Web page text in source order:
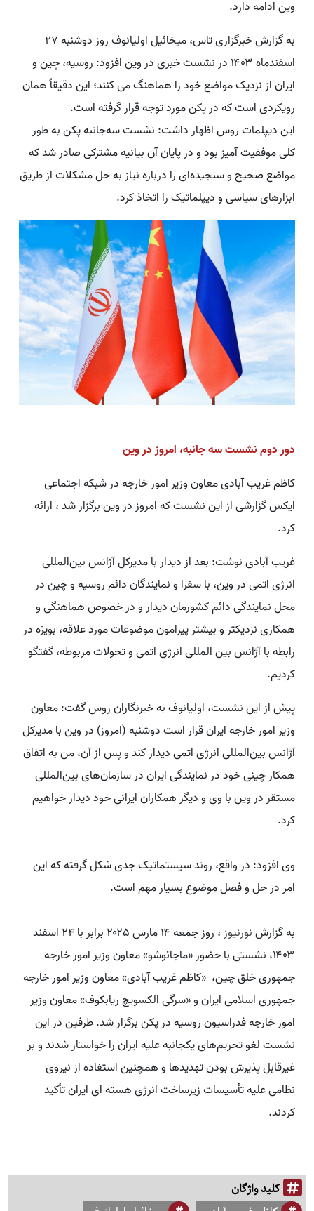
وین ادامه دارد.
به گزارش خبرگزاری تاس، میخائیل اولیانوف روز دوشنبه ۲۷
اسفندماه ۱۴۰۳ در نشست خبری در وین افزود: روسیه، چین و
ایران از نزدیک مواضع خود را هماهنگ می کنند؛ این دقیقاً همان
رویکردی است که در پکن مورد توجه قرار گرفته است.
این دیپلمات روس اظهار داشت:‌ نشست سه‌جانبه پکن به طور
کلی موفقیت آمیز بود و در پایان آن بیانیه مشترکی صادر شد که
مواضع صحیح و سنجیده‌ای را درباره نیاز به حل مشکلات از طریق
ابزارهای سیاسی و دیپلماتیک را اتخاذ کرد.
دور دوم نشست سه جانبه، امروز در وین
کاظم غریب آبادی معاون وزیر امور خارجه در شبکه اجتماعی
ایکس گزارشی از این نشست که امروز در وین برگزار شد ، ارائه
کرد.
غریب آبادی نوشت: بعد از دیدار با مدیرکل آژانس بین‌المللی
انرژی اتمی در وین، با سفرا و نمایندگان دائم روسیه و چین در
محل نمایندگی دائم کشورمان دیدار و در خصوص هماهنگی و
همکاری نزدیکتر و بیشتر پیرامون موضوعات مورد علاقه، بویژه در
رابطه با آژانس بین المللی انرژی اتمی و تحولات مربوطه، گفتگو
کردیم.
پیش از این نشست، اولیانوف به خبرنگاران روس گفت: معاون
وزیر امور خارجه ایران قرار است دوشنبه (امروز) در وین با مدیرکل
آژانس بین‌المللی انرژی اتمی دیدار کند و پس از آن، من به اتفاق
همکار چینی خود در نمایندگی ایران در سازمان‌های بین‌المللی
مستقر در وین با وی و دیگر همکاران ایرانی خود دیدار خواهیم
کرد.
وی افزود: در واقع، روند سیستماتیک جدی شکل گرفته که این
امر در حل و فصل موضوع بسیار مهم است.
به گزارشنورنیوز
، روز جمعه ۱۴ مارس ۲۰۲۵ برابر با ۲۴ اسفند
۱۴۰۳، نشستی با حضور «ماجائوشو» معاون وزیر امور خارجه‌
جمهوری خلق چین، «کاظم غریب آبادی» معاون وزیر امور خارجه‌
جمهوری اسلامی ایران و «سرگی الکسویچ ریابکوف» معاون وزیر
امور خارجه‌ فدراسیون روسیه در پکن برگزار شد. طرفین در این
نشست لغو تحریم‌های یکجانبه علیه ایران را خواستار شدند و بر
غیرقابل پذیرش بودن تهدیدها و همچنین استفاده از نیروی
نظامی علیه تأسیسات زیرساخت انرژی هسته ای ایران تأکید
کردند.
کلید واژگان